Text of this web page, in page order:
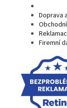
Doprava
Firemní